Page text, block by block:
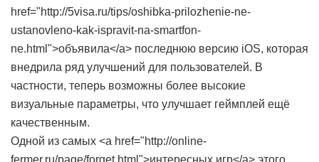
href="http://5visa.ru/tips/oshibka-prilozhenie-ne-
ustanovleno-kak-ispravit-na-smartfon-
ne.html">объявила</a> последнюю версию iOS, которая
внедрила ряд улучшений для пользователей. В
частности, теперь возможны более высокие
визуальные параметры, что улучшает геймплей ещё
качественным.
Одной из самых <a href="http://online-
fermer.ru/page/forget.html">интересных игр</a> этого